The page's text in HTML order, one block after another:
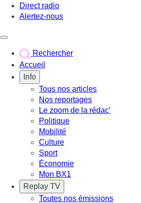
Direct radio
Alertez-nous
Rechercher
Accueil
Info
Tous nos articles
Nos reportages
Le zoom de la rédac'
Politique
Mobilité
Culture
Sport
Économie
Mon BX1
Replay TV
Toutes nos émissions